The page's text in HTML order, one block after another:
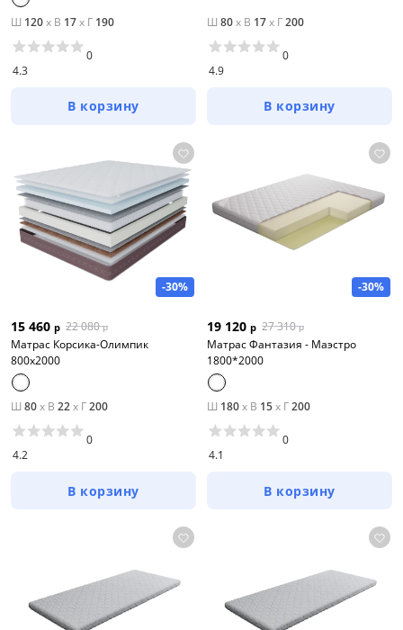
Ш 120x В 17x Г 190
4.3
0
В корзину
Ш 80x В 17x Г200
4.9
0
В корзину
-30%
15 460 р 22 080 р
Матрас Корсика-Олимпик
800х2000
Ш 80x В 22x Г200
4.2
0
В корзину
-30%
19 120 р 27 310 р
Матрас Фантазия - Маэстро
1800*2000
Ш 180x В 15x Г200
4.1
0
В корзину